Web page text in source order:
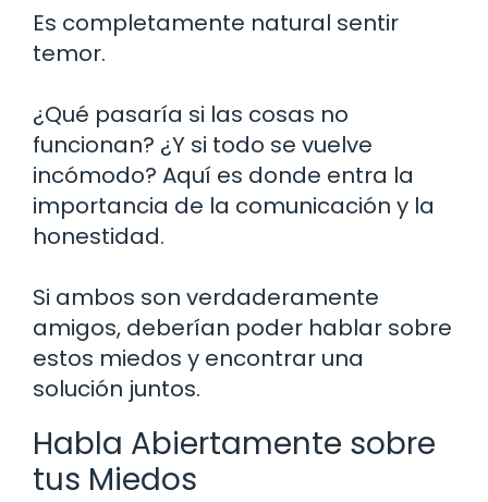
Es completamente natural sentir
temor.
¿Qué pasaría si las cosas no
funcionan? ¿Y si todo se vuelve
incómodo? Aquí es donde entra la
importancia de la comunicación y la
honestidad.
Si ambos son verdaderamente
amigos, deberían poder hablar sobre
estos miedos y encontrar una
solución juntos.
Habla Abiertamente sobre
tus Miedos